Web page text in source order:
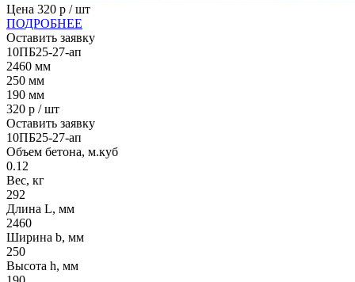
Цена 320 р / шт
ПОДРОБНЕЕ
Оставить заявку
10ПБ25-27-ап
2460 мм
250 мм
190 мм
320 р / шт
Оставить заявку
10ПБ25-27-ап
Объем бетона, м.куб
0.12
Вес, кг
292
Длина L, мм
2460
Ширина b, мм
250
Высота h, мм